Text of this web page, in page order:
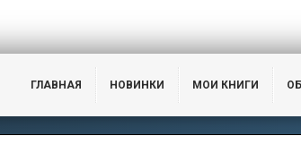
ГЛАВНАЯ НОВИНКИ МОИ КНИГИ